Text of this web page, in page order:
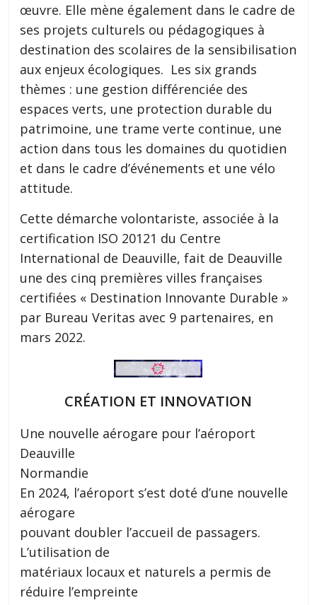
œuvre. Elle mène également dans le cadre de
ses projets culturels ou pédagogiques à
destination des scolaires de la sensibilisation
aux enjeux écologiques. Les six grands
thèmes : une gestion différenciée des
espaces verts, une protection durable du
patrimoine, une trame verte continue, une
action dans tous les domaines du quotidien
et dans le cadre d’événements et une vélo
attitude.
Cette démarche volontariste, associée à la
certification ISO 20121 du Centre
International de Deauville, fait de Deauville
une des cinq premières villes françaises
certifiées « Destination Innovante Durable »
par Bureau Veritas avec 9 partenaires, en
mars 2022.
CRÉATION ET INNOVATION
Une nouvelle aérogare pour l’aéroport
Deauville
Normandie
En 2024, l’aéroport s’est doté d’une nouvelle
aérogare
pouvant doubler l’accueil de passagers.
L’utilisation de
matériaux locaux et naturels a permis de
réduire l’empreinte